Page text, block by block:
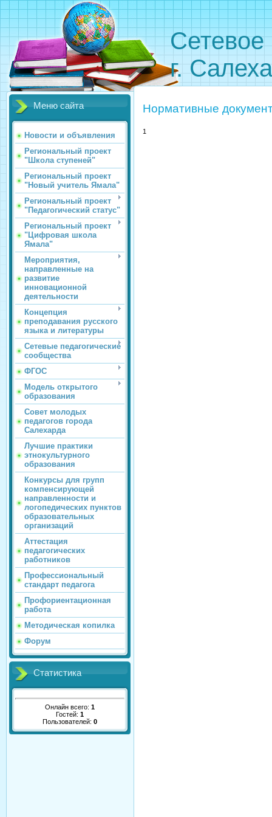
Сетевое
г.
Меню сайта
Новости и объявления
Региональный проект
"Школа ступеней"
Региональный проект
"Новый учитель Ямала"
Региональный проект
"Педагогический статус"
Региональный проект
"Цифровая школа
Ямала"
Мероприятия,
направленные на
развитие
инновационной
деятельности
Концепция
преподавания русского
языка и литературы
Сетевые педагогические
сообщества
ФГОС
Модель открытого
образования
Совет молодых
педагогов города
Салехарда
Лучшие практики
этнокультурного
образования
Конкурсы для групп
компенсирующей
направленности и
логопедических пунктов
образовательных
организаций
Аттестация
педагогических
работников
Профессиональный
стандарт педагога
Профориентационная
работа
Методическая копилка
Форум
Статистика
Онлайн всего: 1
Гостей: 1
Пользователей: 0
Нормативные
1